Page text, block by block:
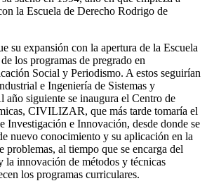
la Escuela de Derecho Rodrigo de
su expansión con la apertura de la Escuela
los programas de pregrado en
Social y Periodismo. A estos seguirían
e Ingeniería de Sistemas y
año siguiente se inaugura el Centro de
CIVILIZAR, que más tarde tomaría el
Investigación e Innovación, desde donde se
nuevo conocimiento y su aplicación en la
problemas, al tiempo que se encarga del
la innovación de métodos y técnicas
los programas curriculares.